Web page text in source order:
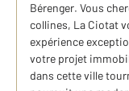
Bérenger. Vous
collines, La Ciotat
expérience
votre projet
dans cette ville